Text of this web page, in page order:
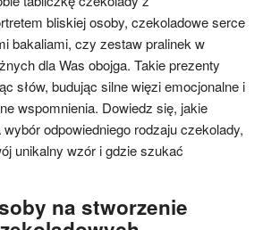
bliskiej osoby, czekoladowe serce
bakaliami, czy zestaw pralinek w
dla Was obojga. Takie prezenty
słów, budując silne więzi emocjonalne i
wspomnienia. Dowiedz się, jakie
odpowiedniego rodzaju czekolady,
unikalny wzór i gdzie szukać
na stworzenie